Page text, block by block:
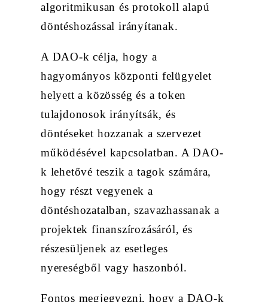
algoritmikusan és protokoll alapú
döntéshozással irányítanak.
A DAO-k célja, hogy a
hagyományos központi felügyelet
helyett a közösség és a token
tulajdonosok irányítsák, és
döntéseket hozzanak a szervezet
működésével kapcsolatban. A DAO-
k lehetővé teszik a tagok számára,
hogy részt vegyenek a
döntéshozatalban, szavazhassanak a
projektek finanszírozásáról, és
részesüljenek az esetleges
nyereségből vagy haszonból.
Fontos megjegyezni, hogy a DAO-k